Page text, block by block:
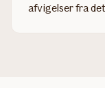
afvigelser fra